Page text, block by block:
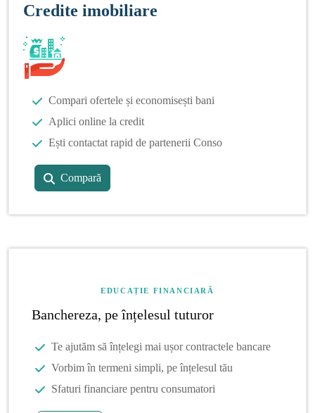
Credite imobiliare
Compari ofertele și economisești bani
Aplici online la credit
Ești contactat rapid de partenerii Conso
Compară
EDUCAȚIE FINANCIARĂ
Banchereza, pe înțelesul tuturor
Te ajutăm să înțelegi mai ușor contractele bancare
Vorbim în termeni simpli, pe înțelesul tău
Sfaturi financiare pentru consumatori